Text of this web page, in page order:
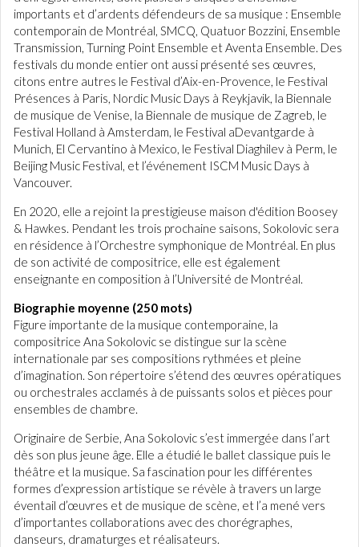
importants et d’ardents défendeurs de sa musique : Ensemble
contemporain de Montréal, SMCQ, Quatuor Bozzini, Ensemble
Transmission, Turning Point Ensemble et Aventa Ensemble. Des
festivals du monde entier ont aussi présenté ses œuvres,
citons entre autres le Festival d’Aix-en-Provence, le Festival
Présences à Paris, Nordic Music Days à Reykjavik, la Biennale
de musique de Venise, la Biennale de musique de Zagreb, le
Festival Holland à Amsterdam, le Festival aDevantgarde à
Munich, El Cervantino à Mexico, le Festival Diaghilev à Perm, le
Beijing Music Festival, et l’événement ISCM Music Days à
Vancouver.
En 2020, elle a rejoint la prestigieuse maison d'édition Boosey
& Hawkes. Pendant les trois prochaine saisons, Sokolovic sera
en résidence à l’Orchestre symphonique de Montréal. En plus
de son activité de compositrice, elle est également
enseignante en composition à l’Université de Montréal.
Biographie moyenne (250 mots)
Figure importante de la musique contemporaine, la
compositrice Ana Sokolovic se distingue sur la scène
internationale par ses compositions rythmées et pleine
d’imagination. Son répertoire s’étend des œuvres opératiques
ou orchestrales acclamés à de puissants solos et pièces pour
ensembles de chambre.
Originaire de Serbie, Ana Sokolovic s’est immergée dans l’art
dès son plus jeune âge. Elle a étudié le ballet classique puis le
théâtre et la musique. Sa fascination pour les différentes
formes d’expression artistique se révèle à travers un large
éventail d’œuvres et de musique de scène, et l’a mené vers
d’importantes collaborations avec des chorégraphes,
danseurs, dramaturges et réalisateurs.